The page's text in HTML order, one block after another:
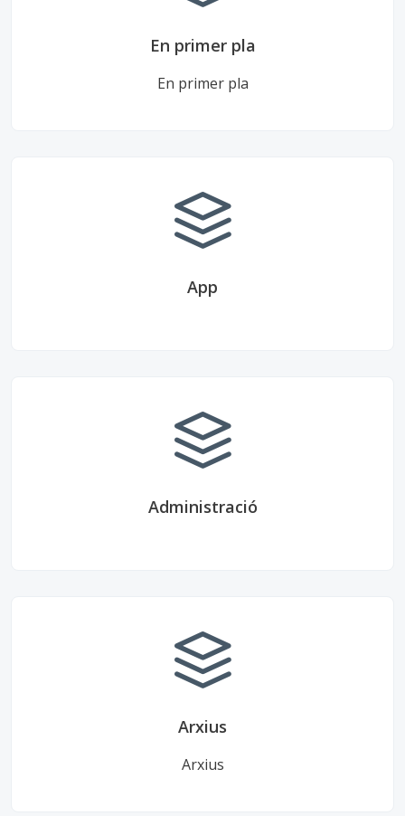
En primer pla
En primer pla
App
Administració
Arxius
Arxius